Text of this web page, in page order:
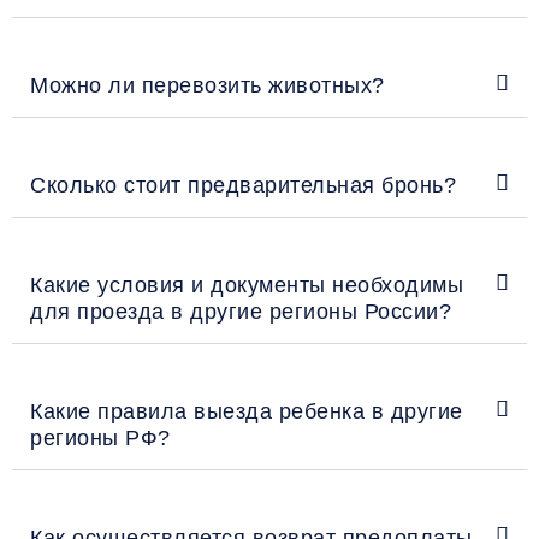
Можно ли перевозить животных?
Сколько стоит предварительная бронь?
Какие условия и документы необходимы
для проезда в другие регионы России?
Какие правила выезда ребенка в другие
регионы РФ?